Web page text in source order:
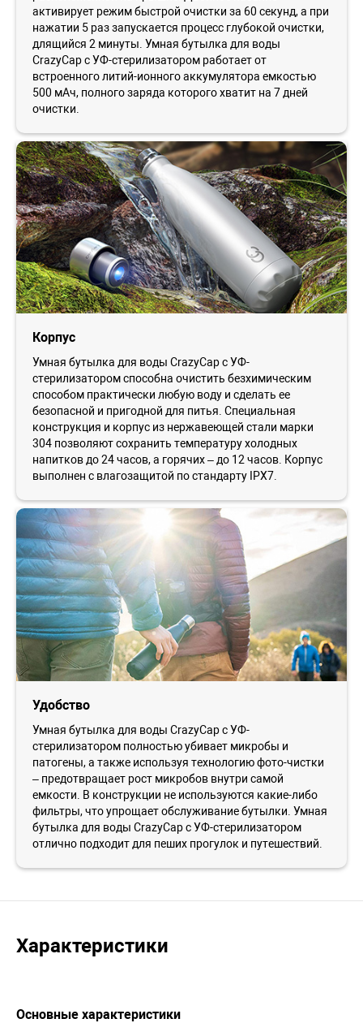
активирует режим быстрой очистки за 60 секунд, а при
нажатии 5 раз запускается процесс глубокой очистки,
длящийся 2 минуты. Умная бутылка для воды
CrazyCap с УФ-стерилизатором работает от
встроенного литий-ионного аккумулятора емкостью
500 мАч, полного заряда которого хватит на 7 дней
очистки.
Корпус
Умная бутылка для воды CrazyCap с УФ-
стерилизатором способна очистить безхимическим
способом практически любую воду и сделать ее
безопасной и пригодной для питья. Специальная
конструкция и корпус из нержавеющей стали марки
304 позволяют сохранить температуру холодных
напитков до 24 часов, а горячих – до 12 часов. Корпус
выполнен с влагозащитой по стандарту IPX7.
Удобство
Умная бутылка для воды CrazyCap с УФ-
стерилизатором полностью убивает микробы и
патогены, а также используя технологию фото-чистки
– предотвращает рост микробов внутри самой
емкости. В конструкции не используются какие-либо
фильтры, что упрощает обслуживание бутылки. Умная
бутылка для воды CrazyCap с УФ-стерилизатором
отлично подходит для пеших прогулок и путешествий.
Характеристики
Основные характеристики